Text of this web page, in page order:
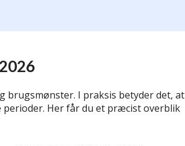
brugsmønster. I praksis betyder det, at
Her får du et præcist overblik